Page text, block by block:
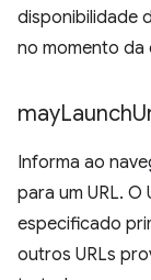
disponibilidade
no momento da
mayLaunch
Informa ao
para um URL. O
especificado
outros URLs